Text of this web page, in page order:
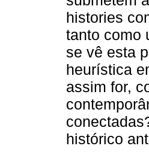
histories
tanto como
se vê esta
heurística
assim for,
histórico